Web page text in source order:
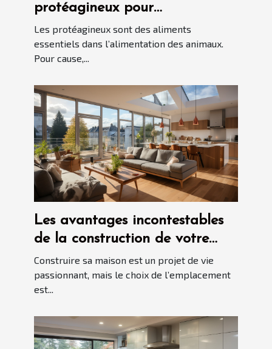
protéagineux pour
l'alimentation des animaux
Les protéagineux sont des aliments
essentiels dans l’alimentation des animaux.
Pour cause,...
Les avantages incontestables
de la construction de votre
maison à Blois
Construire sa maison est un projet de vie
passionnant, mais le choix de l’emplacement
est...